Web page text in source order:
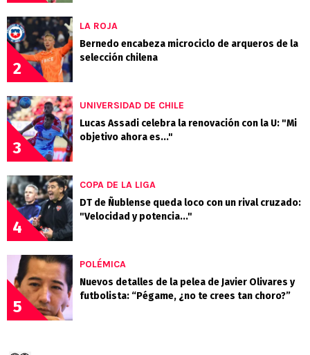
2
LA ROJA
Bernedo encabeza microciclo de arqueros de la
selección chilena
3
UNIVERSIDAD DE CHILE
Lucas Assadi celebra la renovación con la U: "Mi
objetivo ahora es..."
4
COPA DE LA LIGA
DT de Ñublense queda loco con un rival cruzado:
"Velocidad y potencia..."
5
POLÉMICA
Nuevos detalles de la pelea de Javier Olivares y
futbolista: “Pégame, ¿no te crees tan choro?”